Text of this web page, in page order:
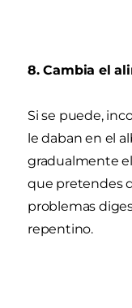
8. Cambia el
Si se puede,
le daban en el
gradualmente
que pretendes
problemas
repentino.